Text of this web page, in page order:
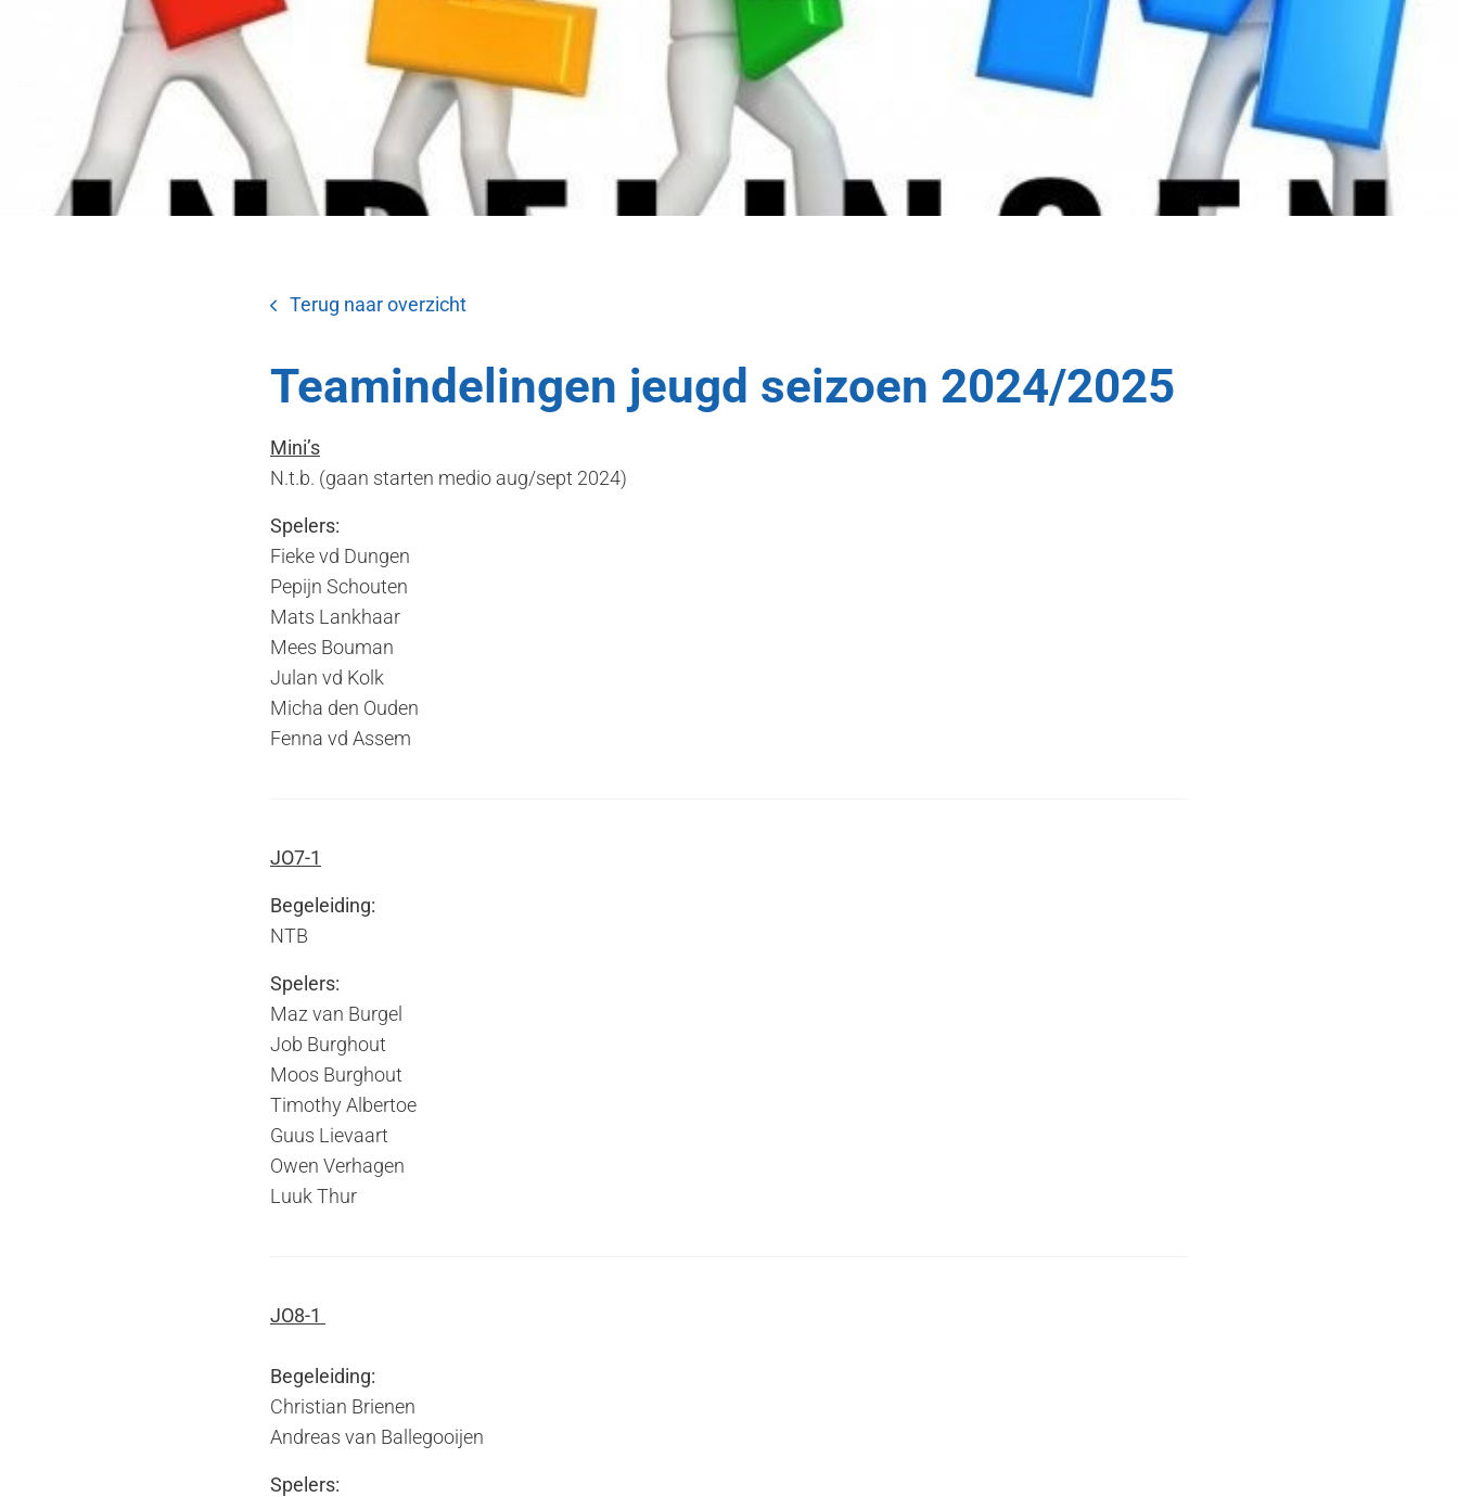
Terug naar overzicht
Teamindelingen jeugd seizoen 2024/2025
Mini’s
N.t.b. (gaan starten medio aug/sept 2024)
Spelers:
Fieke vd Dungen
Pepijn Schouten
Mats Lankhaar
Mees Bouman
Julan vd Kolk
Micha den Ouden
Fenna vd Assem
JO7-1
Begeleiding:
NTB
Spelers:
Maz van Burgel
Job Burghout
Moos Burghout
Timothy Albertoe
Guus Lievaart
Owen Verhagen
Luuk Thur
JO8-1
Begeleiding:
Christian Brienen
Andreas van Ballegooijen
Spelers: